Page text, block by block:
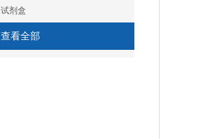
试剂盒
查看全部